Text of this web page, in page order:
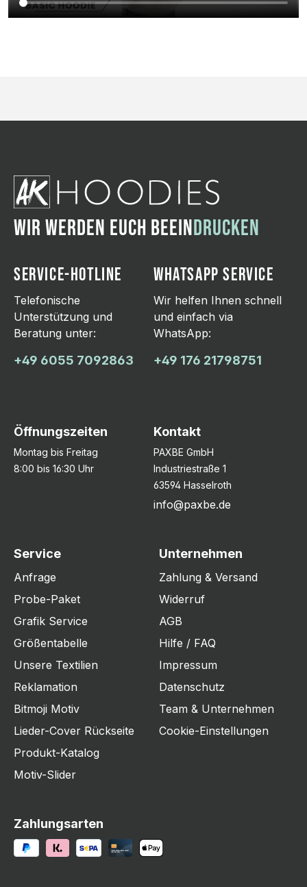
WIR WERDEN EUCH BEEINDRUCKEN
SERVICE-HOTLINE
Telefonische
Unterstützung und
Beratung unter:
+49 6055 7092863
WHATSAPP SERVICE
Wir helfen Ihnen schnell
und einfach via
WhatsApp:
+49 176 21798751
Öffnungszeiten
Montag bis Freitag
8:00 bis 16:30 Uhr
Kontakt
PAXBE GmbH
Industriestraße 1
63594 Hasselroth
info@paxbe.de
Service
Anfrage
Probe-Paket
Grafik Service
Größentabelle
Unsere Textilien
Reklamation
Bitmoji Motiv
Lieder-Cover Rückseite
Produkt-Katalog
Motiv-Slider
Unternehmen
Zahlung & Versand
Widerruf
AGB
Hilfe / FAQ
Impressum
Datenschutz
Team & Unternehmen
Cookie-Einstellungen
Zahlungsarten